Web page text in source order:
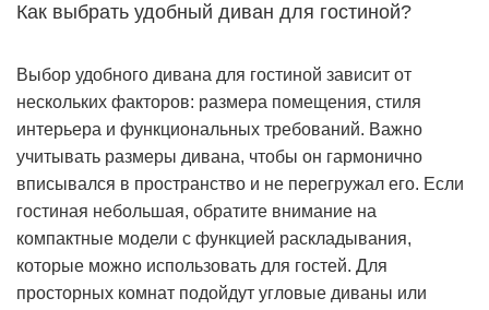
Как выбрать удобный диван для гостиной?
Выбор удобного дивана для гостиной зависит от
нескольких факторов: размера помещения, стиля
интерьера и функциональных требований. Важно
учитывать размеры дивана, чтобы он гармонично
вписывался в пространство и не перегружал его. Если
гостиная небольшая, обратите внимание на
компактные модели с функцией раскладывания,
которые можно использовать для гостей. Для
просторных комнат подойдут угловые диваны или